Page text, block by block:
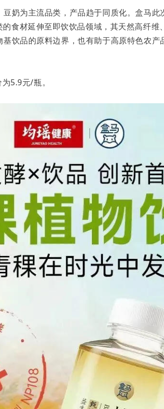
奶为主流品类，产品趋于同质化。盒马
食材延伸至即饮饮品领域，其天然高纤维
饮品的原料边界，也有助于高原特色农
5.9元/瓶。